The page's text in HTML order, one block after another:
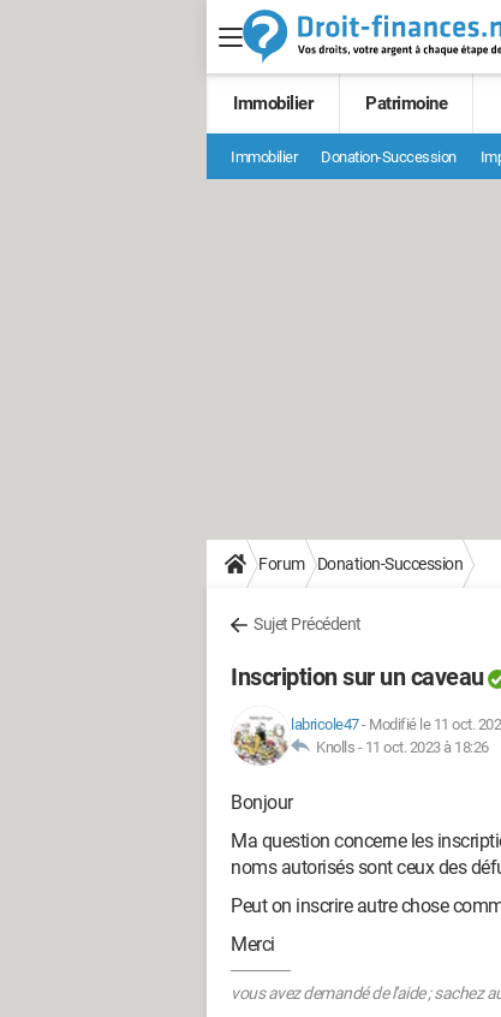
Immobilier Patrimoine
Immobilier Donation-Succession
Forum Donation-Succession
Sujet Précédent
Inscription sur un caveau
labricole47- Modifié le 11 oct.
Knolls - 11 oct. 2023 à 18:26
Bonjour
Ma question concerne les
noms autorisés sont ceux des
Peut on inscrire autre chose
Merci
vous avez demandé de l'aide ; sachez